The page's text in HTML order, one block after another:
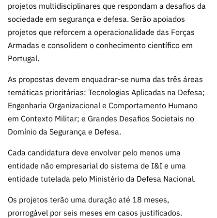
“Ciência +
Capacitaç
ão”
projetos multidisciplinares que respondam a desafios da
sociedade em segurança e defesa. Serão apoiados
projetos que reforcem a operacionalidade das Forças
Armadas e consolidem o conhecimento científico em
Portugal.
As propostas devem enquadrar-se numa das três áreas
temáticas prioritárias: Tecnologias Aplicadas na Defesa;
Engenharia Organizacional e Comportamento Humano
em Contexto Militar; e Grandes Desafios Societais no
Domínio da Segurança e Defesa.
Cada candidatura deve envolver pelo menos uma
entidade não empresarial do sistema de I&I e uma
entidade tutelada pelo Ministério da Defesa Nacional.
Os projetos terão uma duração até 18 meses,
prorrogável por seis meses em casos justificados.